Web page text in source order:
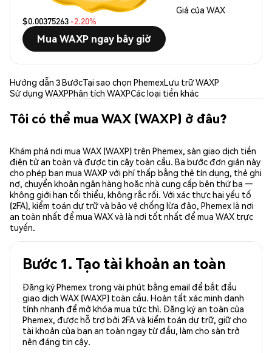
Giá của WAX
$0.00375263 -2.20%
Mua WAXP ngay bây giờ
Hướng dẫn 3 BướcTại sao chọn PhemexLưu trữ WAXP
Sử dụng WAXPPhân tích WAXPCác loại tiền khác
Tôi có thể mua WAX (WAXP) ở đâu?
Khám phá nơi mua WAX (WAXP) trên Phemex, sàn giao dịch tiền
điện tử an toàn và được tin cậy toàn cầu. Ba bước đơn giản này
cho phép bạn mua WAXP với phí thấp bằng thẻ tín dụng, thẻ ghi
nợ, chuyển khoản ngân hàng hoặc nhà cung cấp bên thứ ba —
không giới hạn tối thiểu, không rắc rối. Với xác thực hai yếu tố
(2FA), kiểm toán dự trữ và bảo vệ chống lừa đảo, Phemex là nơi
an toàn nhất để mua WAX và là nơi tốt nhất để mua WAX trực
tuyến.
Bước 1. Tạo tài khoản an toàn
Đăng ký Phemex trong vài phút bằng email để bắt đầu
giao dịch WAX (WAXP) toàn cầu. Hoàn tất xác minh danh
tính nhanh để mở khóa mua tức thì. Đăng ký an toàn của
Phemex, được hỗ trợ bởi 2FA và kiểm toán dự trữ, giữ cho
tài khoản của bạn an toàn ngay từ đầu, làm cho sàn trở
nên đáng tin cậy.